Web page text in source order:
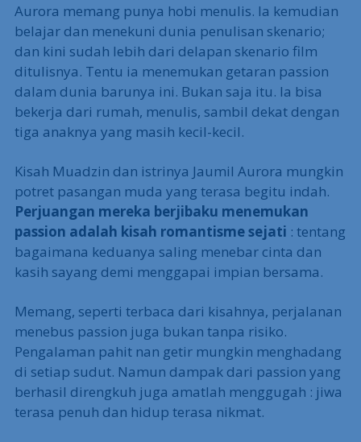
Aurora memang punya hobi menulis. Ia kemudian
belajar dan menekuni dunia penulisan skenario;
dan kini sudah lebih dari delapan skenario film
ditulisnya. Tentu ia menemukan getaran passion
dalam dunia barunya ini. Bukan saja itu. Ia bisa
bekerja dari rumah, menulis, sambil dekat dengan
tiga anaknya yang masih kecil-kecil.
Kisah Muadzin dan istrinya Jaumil Aurora mungkin
potret pasangan muda yang terasa begitu indah.
Perjuangan mereka berjibaku menemukan
passion adalah kisah romantisme sejati : tentang
bagaimana keduanya saling menebar cinta dan
kasih sayang demi menggapai impian bersama.
Memang, seperti terbaca dari kisahnya, perjalanan
menebus passion juga bukan tanpa risiko.
Pengalaman pahit nan getir mungkin menghadang
di setiap sudut. Namun dampak dari passion yang
berhasil direngkuh juga amatlah menggugah : jiwa
terasa penuh dan hidup terasa nikmat.